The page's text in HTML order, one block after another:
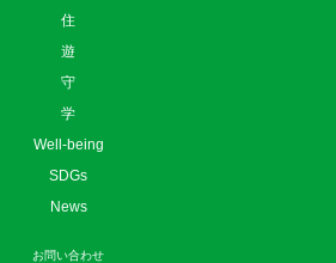
住
遊
守
学
Well-being
SDGs
News
お問い合わせ